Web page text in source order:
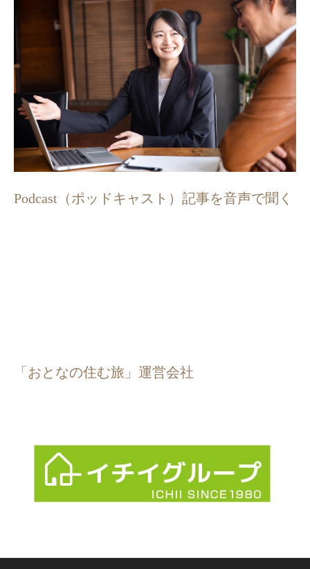
Podcast（ポッドキャスト）記事を音声で聞く
「おとなの住む旅」運営会社